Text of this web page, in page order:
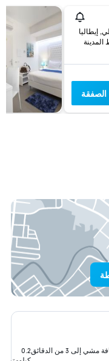
إيطاليا
إلى 3 من الدقائق
0.2